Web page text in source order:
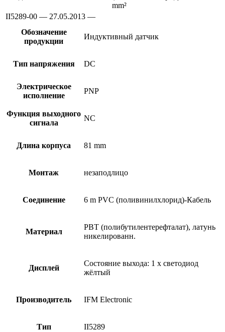
mm²
II5289-00 — 27.05.2013 —
Обозначение
продукции
Индуктивный датчик
Тип напряжения DC
Электрическое
исполнение
PNP
Функция выходного
сигнала
NC
Длина корпуса 81 mm
Монтаж незаподлицо
Соединение 6 m PVC (поливинилхлорид)-Кабель
Материал
PBT (полибутилентерефталат), латунь
никелированн.
Дисплей
Состояние выхода: 1 x светодиод
жёлтый
Производитель IFM Electronic
Тип II5289